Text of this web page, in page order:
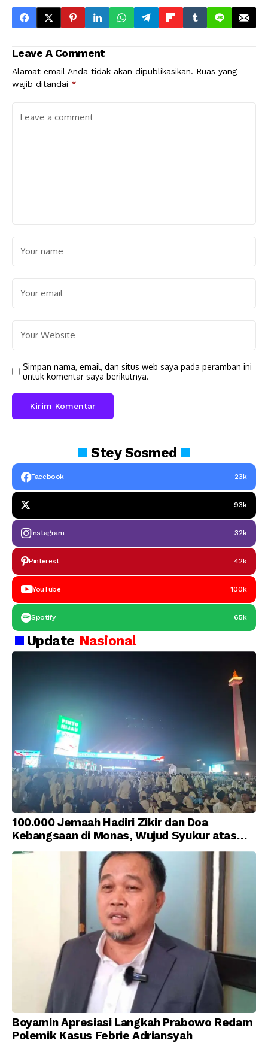
Leave A Comment
Alamat email Anda tidak akan dipublikasikan. Ruas yang
wajib ditandai *
Simpan nama, email, dan situs web saya pada peramban ini
untuk komentar saya berikutnya.
SteySosmed
Facebook 23k
93k
Instagram 32k
Pinterest 42k
YouTube 100k
Spotify 65k
Update Nasional
100.000 Jemaah Hadiri Zikir dan Doa
Kebangsaan di Monas, Wujud Syukur atas
Kemerdekaan Indonesia
Boyamin Apresiasi Langkah Prabowo Redam
Polemik Kasus Febrie Adriansyah